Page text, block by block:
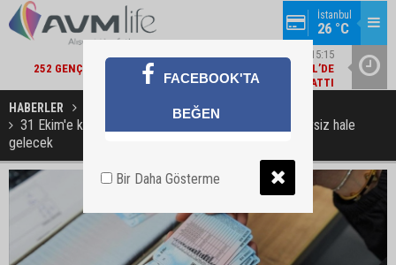
İstanbul
26 °C
ŞIRKET HABERLERI / 15:15
252 GENÇ YETENEK KARIYERLERINE İLK ADIMI TURKCELL’DE
ATTI
HABERLER
31 Ekim'e kadar yenileme yapılmayan ehliyetler geçersiz hale
gelecek
FACEBOOK'TA
BEĞEN
Bir Daha Gösterme